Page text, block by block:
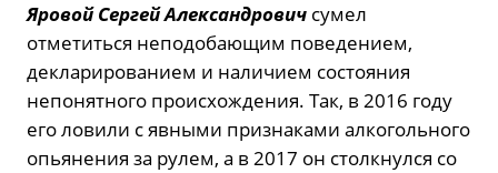
Яровой Сергей Александрович сумел
отметиться неподобающим поведением,
декларированием и наличием состояния
непонятного происхождения. Так, в 2016 году
его ловили с явными признаками алкогольного
опьянения за рулем, а в 2017 он столкнулся со